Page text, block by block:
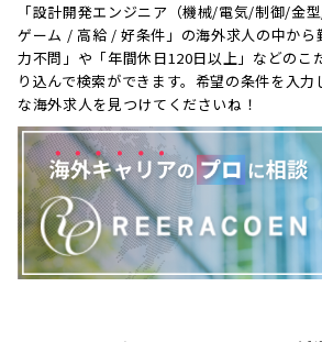
「設計開発エンジニア（機械/電気/制御/金
ゲーム / 高給 / 好条件」の海外求人の中から
力不問」や「年間休日120日以上」などのこ
り込んで検索ができます。希望の条件を入力
な海外求人を見つけてくださいね！